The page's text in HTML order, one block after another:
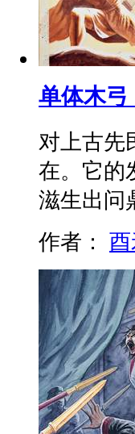
单体木弓
对上古先
在。它的
滋生出
作者：